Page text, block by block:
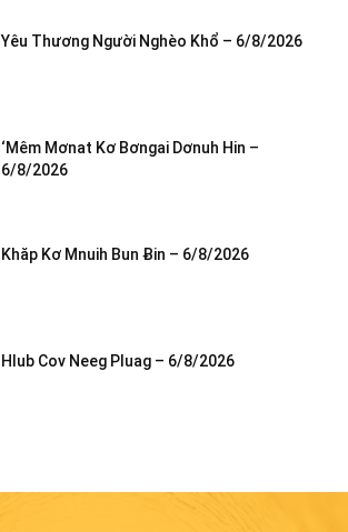
Yêu Thương Người Nghèo Khổ – 6/8/2026
‘Mêm Mơnat Kơ Bơngai Dơnuh Hin –
6/8/2026
Khăp Kơ Mnuih Bun Ƀin – 6/8/2026
Hlub Cov Neeg Pluag – 6/8/2026